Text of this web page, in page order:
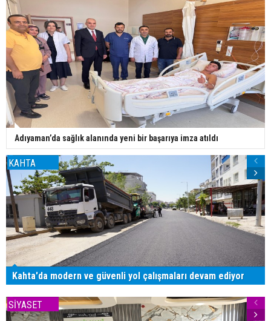
Adıyaman’da sağlık alanında yeni bir başarıya imza atıldı
KAHTA
Kahta'da modern ve güvenli yol çalışmaları devam ediyor
SİYASET